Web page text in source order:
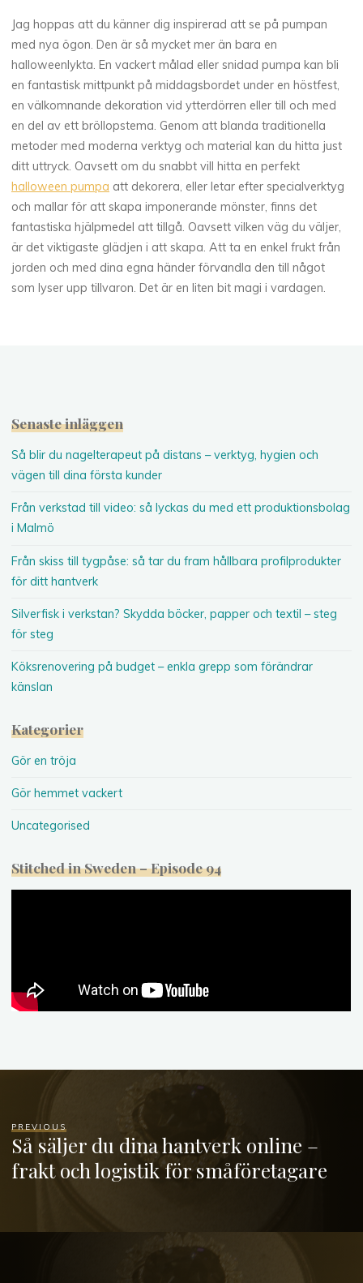
Jag hoppas att du känner dig inspirerad att se på pumpan
med nya ögon. Den är så mycket mer än bara en
halloweenlykta. En vackert målad eller snidad pumpa kan bli
en fantastisk mittpunkt på middagsbordet under en höstfest,
en välkomnande dekoration vid ytterdörren eller till och med
en del av ett bröllopstema. Genom att blanda traditionella
metoder med moderna verktyg och material kan du hitta just
ditt uttryck. Oavsett om du snabbt vill hitta en perfekt
halloween pumpa att dekorera, eller letar efter specialverktyg
och mallar för att skapa imponerande mönster, finns det
fantastiska hjälpmedel att tillgå. Oavsett vilken väg du väljer,
är det viktigaste glädjen i att skapa. Att ta en enkel frukt från
jorden och med dina egna händer förvandla den till något
som lyser upp tillvaron. Det är en liten bit magi i vardagen.
Senaste inläggen
Så blir du nagelterapeut på distans – verktyg, hygien och
vägen till dina första kunder
Från verkstad till video: så lyckas du med ett produktionsbolag
i Malmö
Från skiss till tygpåse: så tar du fram hållbara profilprodukter
för ditt hantverk
Silverfisk i verkstan? Skydda böcker, papper och textil – steg
för steg
Köksrenovering på budget – enkla grepp som förändrar
känslan
Kategorier
Gör en tröja
Gör hemmet vackert
Uncategorised
Stitched in Sweden – Episode 94
PREVIOUS
Så säljer du dina hantverk online –
frakt och logistik för småföretagare